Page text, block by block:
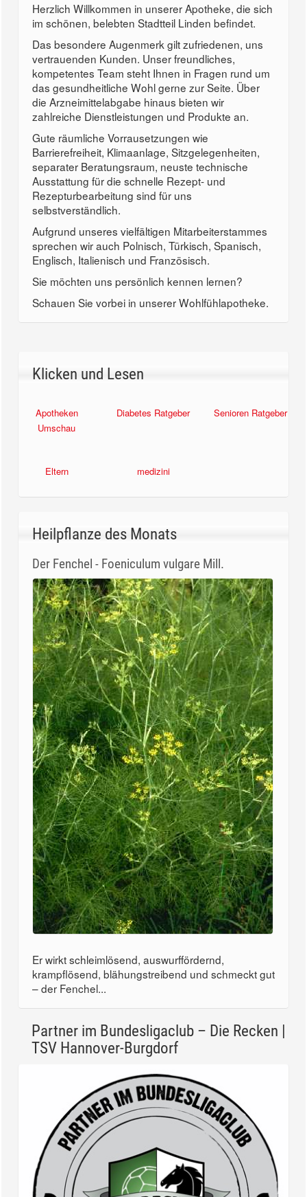
Herzlich Willkommen in unserer Apotheke, die sich
im schönen, belebten Stadtteil Linden befindet.
Das besondere Augenmerk gilt zufriedenen, uns
vertrauenden Kunden. Unser freundliches,
kompetentes Team steht Ihnen in Fragen rund um
das gesundheitliche Wohl gerne zur Seite. Über
die Arzneimittelabgabe hinaus bieten wir
zahlreiche Dienstleistungen und Produkte an.
Gute räumliche Vorrausetzungen wie
Barrierefreiheit, Klimaanlage, Sitzgelegenheiten,
separater Beratungsraum, neuste technische
Ausstattung für die schnelle Rezept- und
Rezepturbearbeitung sind für uns
selbstverständlich.
Aufgrund unseres vielfältigen Mitarbeiterstammes
sprechen wir auch Polnisch, Türkisch, Spanisch,
Englisch, Italienisch und Französisch.
Sie möchten uns persönlich kennen lernen?
Schauen Sie vorbei in unserer Wohlfühlapotheke.
Klicken und Lesen
Apotheken
Umschau
Diabetes Ratgeber Senioren Ratgeber
Eltern medizini
Heilpflanze des Monats
Der Fenchel - Foeniculum vulgare Mill.
Er wirkt schleimlösend, auswurffördernd,
krampflösend, blähungstreibend und schmeckt gut
– der Fenchel...
Partner im Bundesligaclub – Die Recken |
TSV Hannover-Burgdorf